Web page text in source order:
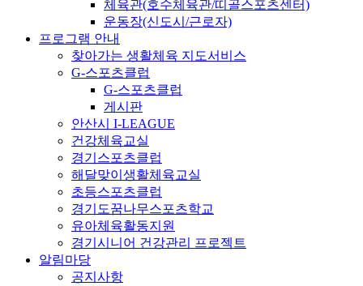
체육관(호수체육관/띠골스포츠센터)
운동장(신도시/근로자)
프로그램 안내
찾아가는 생활체육 지도서비스
G-스포츠클럽
G-스포츠클럽
게시판
안산시 I-LEAGUE
건강체육교실
경기스포츠클럽
해달맞이생활체육교실
초등스포츠클럽
경기도꿈나무스포츠학교
유아체육활동지원
경기시니어 건강관리 프로젝트
알림마당
공지사항